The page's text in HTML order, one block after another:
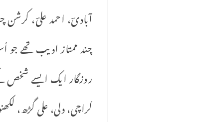
آبادیؔ، احمد علیؔ،
چند ممتاز ادیب تھے جو
روزگار ایک ایسے شخص
کراچی، دلی، علی گڑھ،